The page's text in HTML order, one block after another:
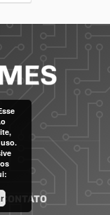
CONTATO